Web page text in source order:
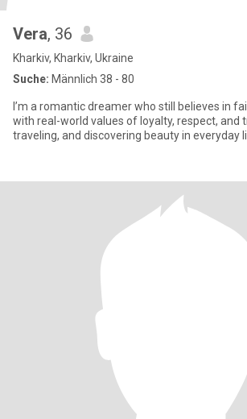
Vera, 36
Kharkiv, Kharkiv, Ukraine
Suche: Männlich 38 - 80
I’m a romantic dreamer who still believes in
with real-world values of loyalty, respect, and
traveling, and discovering beauty in everyday